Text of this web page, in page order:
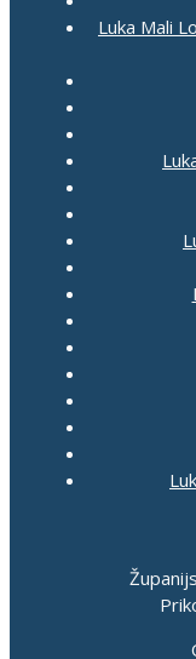
Luka Mali